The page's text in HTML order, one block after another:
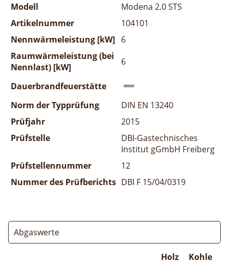
Modell
Modena 2.0 STS
Artikelnummer
104101
Nennwärmeleistung [kW] 6
Raumwärmeleistung (bei
Nennlast) [kW]
6
Dauerbrandfeuerstätte
Norm der Typprüfung
DIN EN 13240
Prüfjahr
2015
Prüfstelle
DBI-Gastechnisches
Institut gGmbH Freiberg
Prüfstellennummer
12
Nummer des Prüfberichts DBI F 15/04/0319
Abgaswerte
Holz
Kohle